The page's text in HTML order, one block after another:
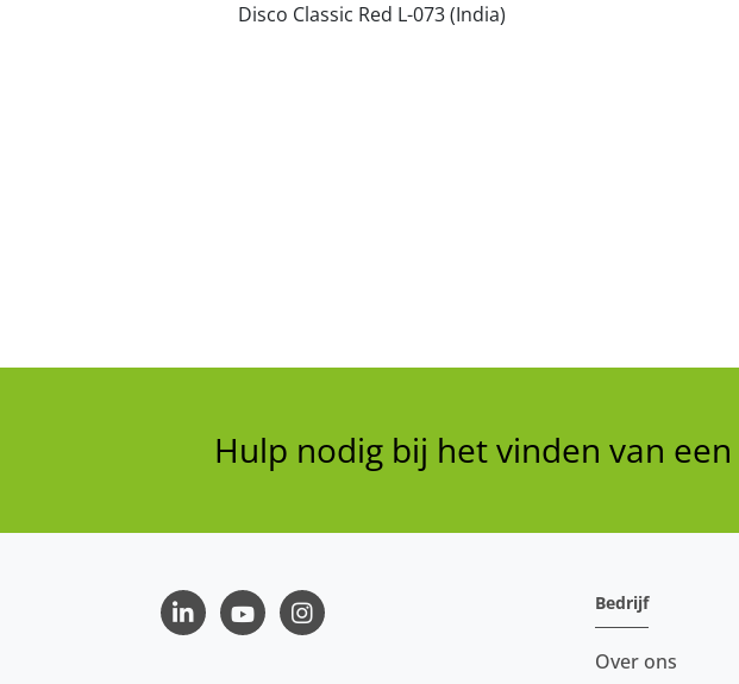
Disco Classic Red L-073 (India)
Hulp nodig bij het vinden van
LinkedInYoutubeInstagram
Bedrijf
Over ons